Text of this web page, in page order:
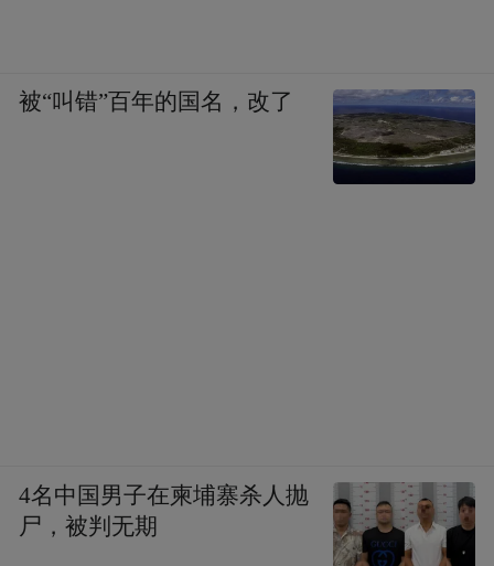
的情况下略有删减）
被“叫错”百年的国名，改了
4名中国男子在柬埔寨杀人抛
尸，被判无期